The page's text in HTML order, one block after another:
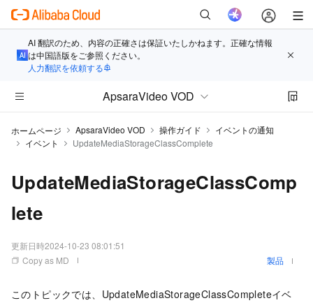
AI 翻訳のため、内容の正確さは保証いたしかねます。正確な情報
は中国語版をご参照ください。
人力翻訳を依頼する
ApsaraVideo VOD
ホームページ ApsaraVideo VOD 操作ガイド
イベントの通知
イベント
UpdateMediaStorageClassComplete
UpdateMediaStorageClassComp
lete
更新日時2024-10-23 08:01:51
Copy as MD
製品
このトピックでは、 UpdateMediaStorageClassCompleteイベ